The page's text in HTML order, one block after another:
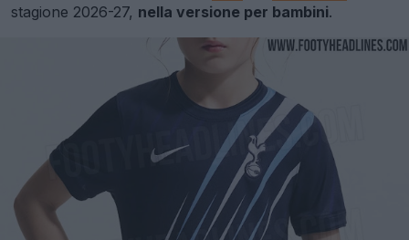
stagione 2026-27, nella versione per bambini.